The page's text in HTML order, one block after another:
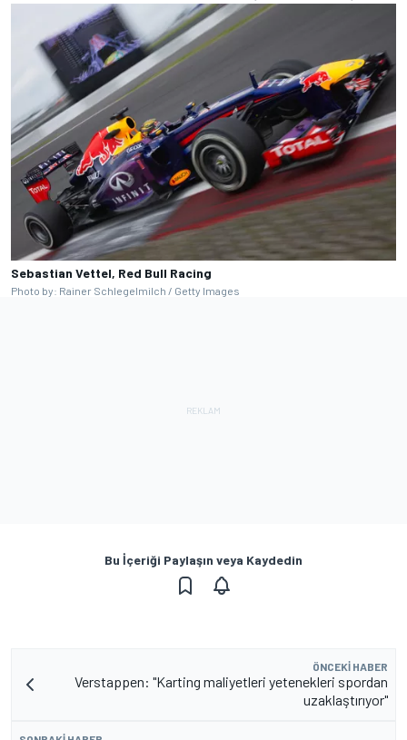
Sebastian Vettel, Red Bull Racing
Photo by: Rainer Schlegelmilch / Getty Images
Bu İçeriği Paylaşın veya Kaydedin
ÖNCEKI HABER
Verstappen: "Karting maliyetleri yetenekleri spordan
uzaklaştırıyor"